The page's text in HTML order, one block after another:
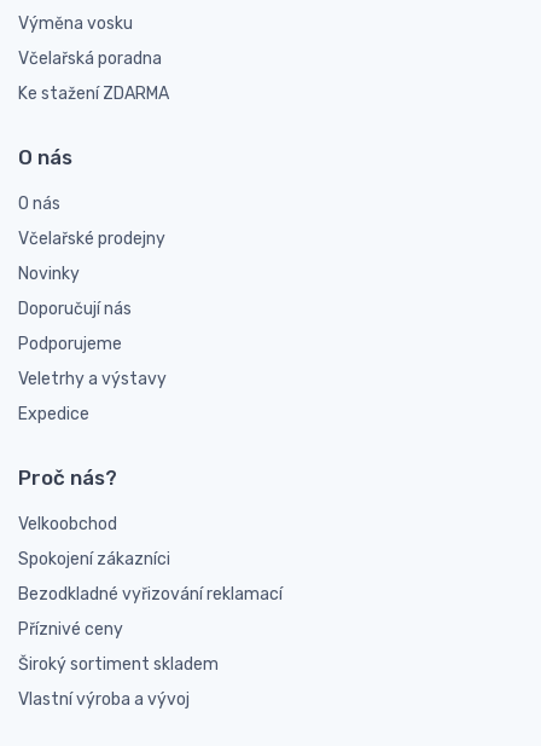
Výměna vosku
Včelařská poradna
Ke stažení ZDARMA
O nás
O nás
Včelařské prodejny
Novinky
Doporučují nás
Podporujeme
Veletrhy a výstavy
Expedice
Proč nás?
Velkoobchod
Spokojení zákazníci
Bezodkladné vyřizování reklamací
Příznivé ceny
Široký sortiment skladem
Vlastní výroba a vývoj